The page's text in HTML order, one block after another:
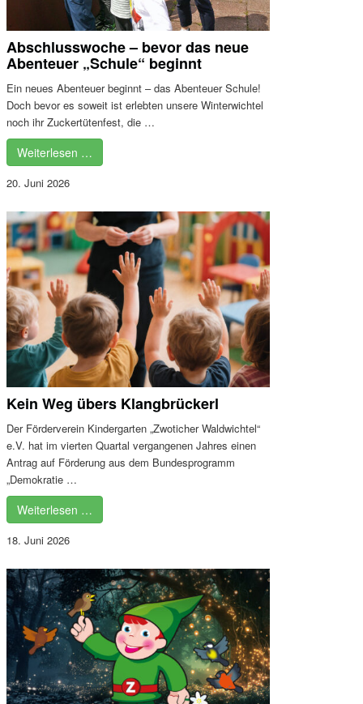
Abschlusswoche – bevor das neue
Abenteuer „Schule“ beginnt
Ein neues Abenteuer beginnt – das Abenteuer Schule!
Doch bevor es soweit ist erlebten unsere Winterwichtel
noch ihr Zuckertütenfest, die …
Weiterlesen …
20. Juni 2026
Kein Weg übers Klangbrückerl
Der Förderverein Kindergarten „Zwoticher Waldwichtel“
e.V. hat im vierten Quartal vergangenen Jahres einen
Antrag auf Förderung aus dem Bundesprogramm
„Demokratie …
Weiterlesen …
18. Juni 2026